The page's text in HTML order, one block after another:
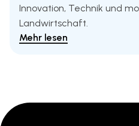
Innovation, Technik und
Landwirtschaft.
Mehr lesen